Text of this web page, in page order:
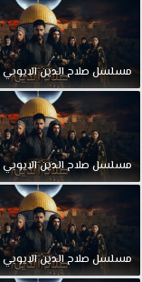
مسلسل صلاحالدينالايوبي
مسلسل صلاحالدينالايوبي
مسلسل صلاحالدينالايوبي